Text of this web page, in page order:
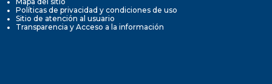
Políticas de privacidad y condiciones de uso
Sitio de atención al usuario
Transparencia y Acceso a la información